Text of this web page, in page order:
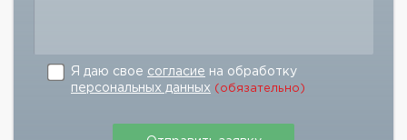
Я даю свое согласие на обработку
персональных данных (обязательно)